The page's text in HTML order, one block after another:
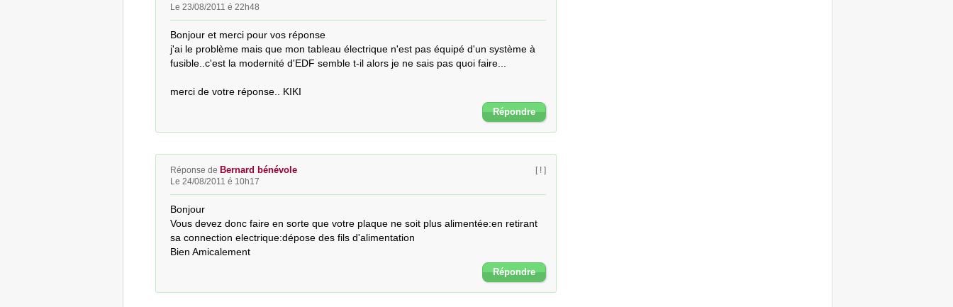
Le 23/08/2011 é 22h48
Bonjour et merci pour vos réponse
j'ai le problème mais que mon tableau électrique n'est pas équipé d'un système à
fusible..c'est la modernité d'EDF semble t-il alors je ne sais pas quoi faire...
merci de votre réponse.. KIKI
Répondre
Réponse de Bernard bénévole
Le 24/08/2011 é 10h17
[ ! ]
Bonjour
Vous devez donc faire en sorte que votre plaque ne soit plus alimentée:en retirant
sa connection electrique:dépose des fils d'alimentation
Bien Amicalement
Répondre